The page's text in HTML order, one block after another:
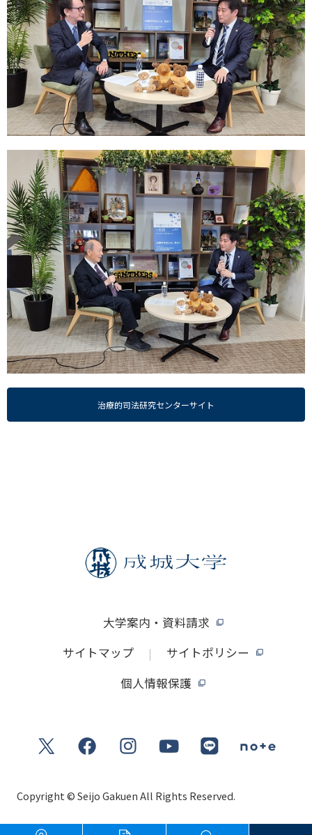
治療的司法研究センターサイト
大学案内・資料請求
サイトマップ
サイトポリシー
個人情報保護
Copyright © Seijo Gakuen All Rights Reserved.